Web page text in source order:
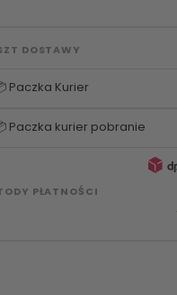
DOSTAWY
Paczka Kurier
Paczka kurier pobranie
PŁATNOŚCI